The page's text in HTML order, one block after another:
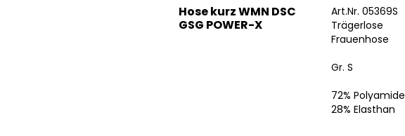
Hose kurz WMN DSC
GSG POWER-X
Art.Nr. 05369S
Trägerlose
Frauenhose
Gr. S
72% Polyamide
28% Elasthan